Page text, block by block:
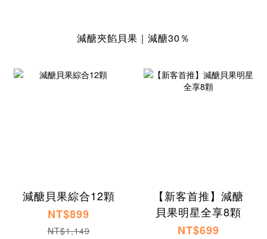
減醣夾餡貝果｜減醣30％
減醣貝果綜合12顆
NT$899
NT$1,149
【新客首推】減醣
貝果明星全享8顆
NT$699